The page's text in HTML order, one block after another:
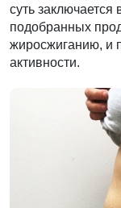
суть
подобранных
жиросжиганию, и
активности.